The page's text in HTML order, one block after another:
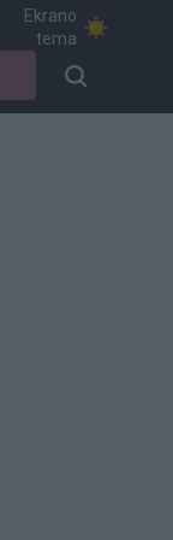
Ekrano
tema